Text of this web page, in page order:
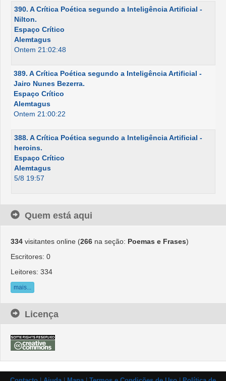
390. A Crítica Poética segundo a Inteligência Artificial -
Nilton.
Espaço Crítico
Alemtagus
Ontem 21:02:48
389. A Crítica Poética segundo a Inteligência Artificial -
Jairo Nunes Bezerra.
Espaço Crítico
Alemtagus
Ontem 21:00:22
388. A Crítica Poética segundo a Inteligência Artificial -
heroins.
Espaço Crítico
Alemtagus
5/8 19:57
Quem está aqui
334 visitantes online (266 na seção: Poemas e Frases)
Escritores: 0
Leitores: 334
mais...
Licença